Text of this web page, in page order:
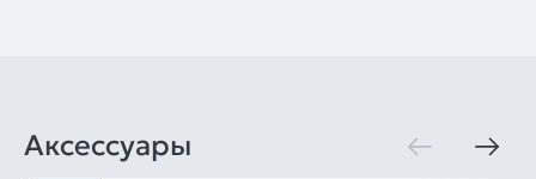
Аксессуары